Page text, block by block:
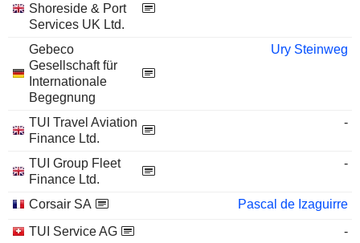
Shoreside & Port
Services UK Ltd.
Gebeco
Gesellschaft für
Internationale
Begegnung
Ury Steinweg
TUI Travel Aviation
Finance Ltd.
-
TUI Group Fleet
Finance Ltd.
-
Corsair SA
Pascal de Izaguirre
TUI Service AG
-